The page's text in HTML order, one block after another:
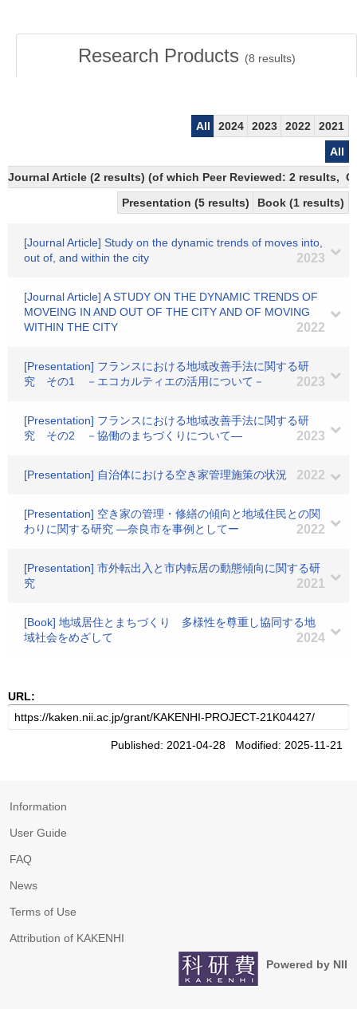
Research Products (8 results)
All 2024 2023 2022
2021
All
Journal Article (2 results) (of which Peer Reviewed: 2 results,
Presentation (5 results)
Book (1 results)
[Journal Article] Study on the dynamic trends of moves into,
out of, and within the city
2023
[Journal Article] A STUDY ON THE DYNAMIC TRENDS OF
MOVEING IN AND OUT OF THE CITY AND OF MOVING
WITHIN THE CITY
2022
[Presentation] フランスにおける地域改善手法に関する研
究 その1 －エコカルティエの活用について－
2023
[Presentation] フランスにおける地域改善手法に関する研
究 その2 －協働のまちづくりについて―
2023
[Presentation] 自治体における空き家管理施策の状況 2022
[Presentation] 空き家の管理・修繕の傾向と地域住民との関
わりに関する研究 ―奈良市を事例としてー
2022
[Presentation] 市外転出入と市内転居の動態傾向に関する研
究
2021
[Book] 地域居住とまちづくり 多様性を尊重し協同する地
域社会をめざして
2024
URL:
Published: 2021-04-28 Modified: 2025-11-21
Information
User Guide
FAQ
News
Terms of Use
Attribution of KAKENHI
Powered by NII